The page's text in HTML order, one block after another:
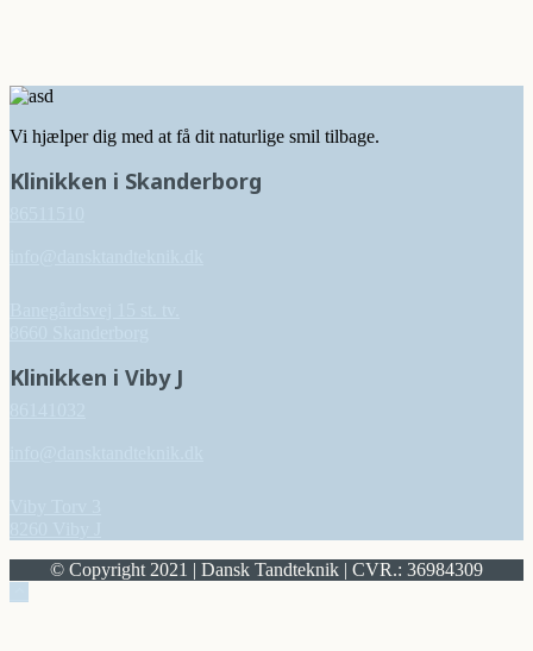
Vi hjælper dig med at få dit naturlige smil tilbage.
Klinikken i Skanderborg
Klinikken i Viby J
© Copyright 2021 | Dansk Tandteknik | CVR.: 36984309